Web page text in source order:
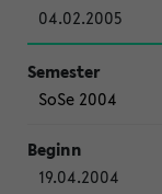
04.02.2005
SoSe 2004
19.04.2004